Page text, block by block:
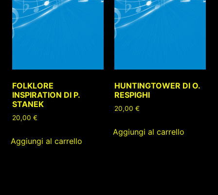
FOLKLORE
INSPIRATION DI P.
STANEK
20,00€
Aggiungi al carrello
HUNTINGTOWER DI O.
RESPIGHI
20,00€
Aggiungi al carrello